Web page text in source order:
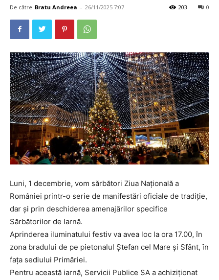
De către Bratu Andreea - 26/11/2025 7:07 0
203
Luni, 1 decembrie, vom sărbători Ziua Națională a
României printr-o serie de manifestări oficiale de tradiție,
dar și prin deschiderea amenajărilor specifice
Sărbătorilor de Iarnă.
Aprinderea iluminatului festiv va avea loc la ora 17.00, în
zona bradului de pe pietonalul Ștefan cel Mare și Sfânt, în
fața sediului Primăriei.
Pentru această iarnă, Servicii Publice SA a achiziționat